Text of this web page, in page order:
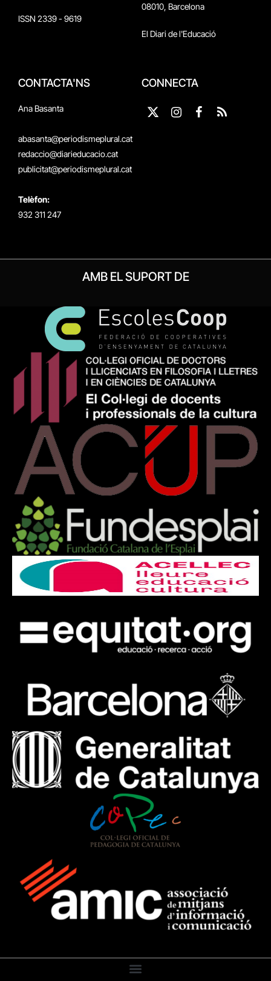
ISSN 2339 - 9619
08010, Barcelona
El Diari de l'Educació
CONTACTA'NS
Ana Basanta
abasanta@periodismeplural.cat
redaccio@diarieducacio.cat
publicitat@periodismeplural.cat
Telèfon:
932 311 247
CONNECTA
X
Instagram
Facebook
RSS
AMB EL SUPORT DE